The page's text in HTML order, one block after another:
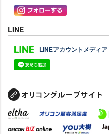
LINE
LINEアカウントメディア